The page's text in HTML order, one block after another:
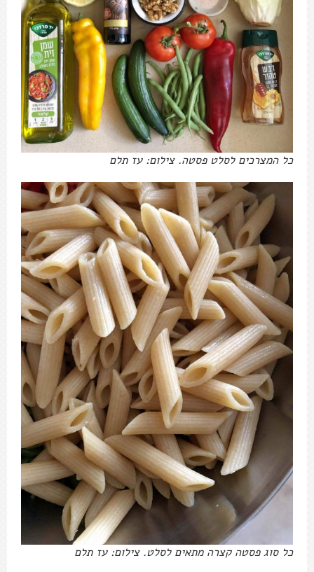
כל המצרכים לסלט פסטה. צילום: עז תלם
כל סוג פסטה קצרה מתאים לסלט. צילום: עז תלם